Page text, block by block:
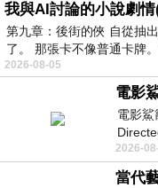
我與AI討論的小說劇情
第九章：後街的俠 自從抽
了。 那張卡不像普通卡牌
2026-08-05
電影
2026-